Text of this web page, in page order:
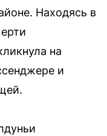
Находясь в
на
и